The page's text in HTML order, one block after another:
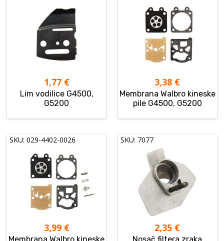
1,77 €
Lim vodilice G4500,
G5200
3,38 €
Membrana Walbro kineske
pile G4500, G5200
SKU: 029-4402-0026
3,99 €
SKU: 7077
2,35 €